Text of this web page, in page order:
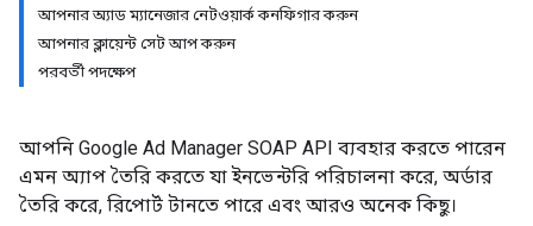
আপনার অ্যাড ম্যানেজার নেটওয়ার্ক কনফিগার করুন
আপনার ক্লায়েন্ট সেট আপ করুন
পরবর্তী পদক্ষেপ
আপনি Google Ad Manager SOAP API ব্যবহার করতে পারেন
এমন অ্যাপ তৈরি করতে যা ইনভেন্টরি পরিচালনা করে, অর্ডার
তৈরি করে, রিপোর্ট টানতে পারে এবং আরও অনেক কিছু।